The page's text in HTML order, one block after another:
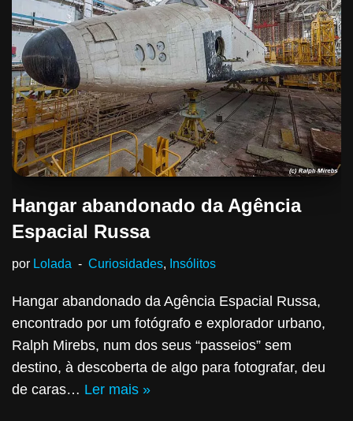
Hangar abandonado da Agência
Espacial Russa
por Lolada Curiosidades, Insólitos
Hangar abandonado da Agência Espacial Russa,
encontrado por um fotógrafo e explorador urbano,
Ralph Mirebs, num dos seus “passeios” sem
destino, à descoberta de algo para fotografar, deu
de caras… Ler mais »